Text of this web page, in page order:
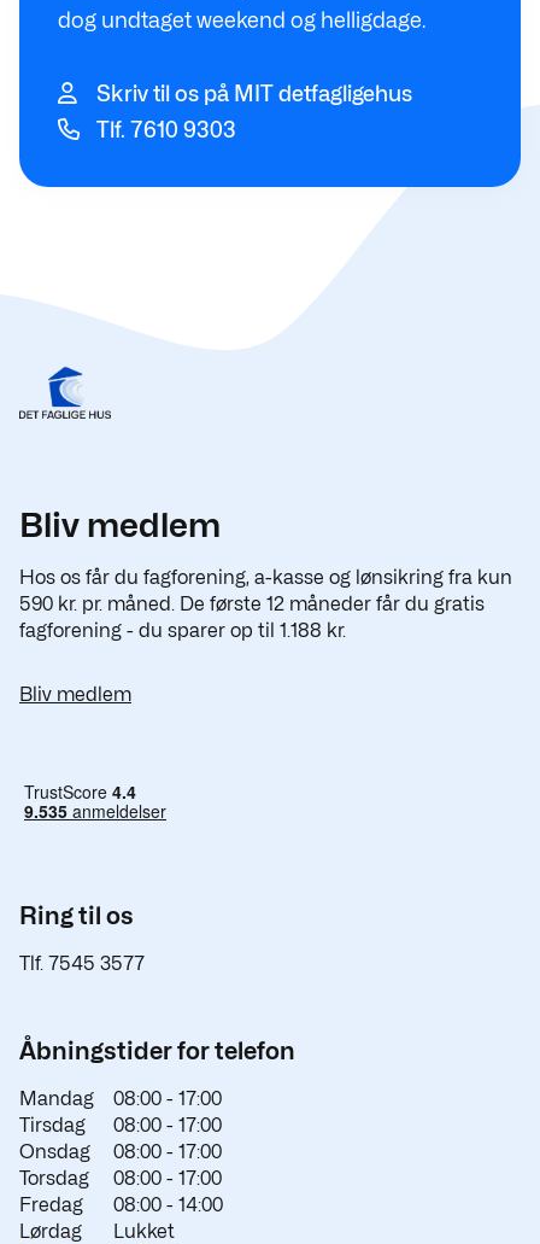
dog undtaget weekend og helligdage.
Skriv til os på MIT detfagligehus
Tlf. 7610 9303
Bliv medlem
Hos os får du fagforening, a-kasse og lønsikring fra kun
590 kr. pr. måned. De første 12 måneder får du gratis
fagforening - du sparer op til 1.188 kr.
Bliv medlem
Ring til os
Tlf. 7545 3577
Åbningstider for telefon
Mandag 08:00 - 17:00
Tirsdag
08:00 - 17:00
Onsdag
08:00 - 17:00
Torsdag
08:00 - 17:00
Fredag
08:00 - 14:00
Lørdag
Lukket